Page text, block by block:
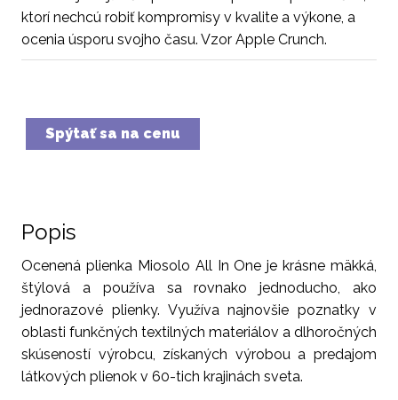
ktorí nechcú robiť kompromisy v kvalite a výkone, a
ocenia úsporu svojho času. Vzor Apple Crunch.
Spýtať sa na cenu
Popis
Ocenená plienka Miosolo All In One je krásne mäkká,
štýlová a používa sa rovnako jednoducho, ako
jednorazové plienky. Využíva najnovšie poznatky v
oblasti funkčných textilných materiálov a dlhoročných
skúseností výrobcu, získaných výrobou a predajom
látkových plienok v 60-tich krajinách sveta.